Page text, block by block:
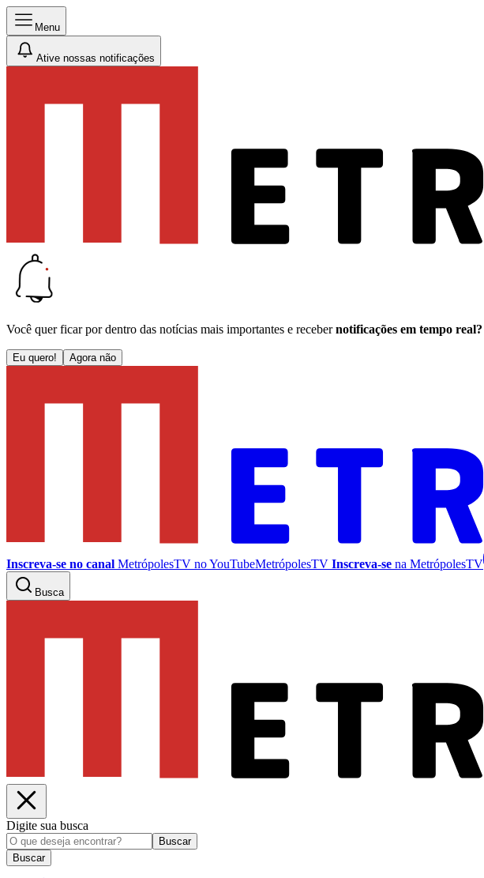
Menu
Ative nossas notificações
Você quer ficar por dentro das notícias mais importantes e receber notificações em tempo real?
Eu quero! Agora não
Inscreva-se no canal MetrópolesTV noYouTubeMetrópolesTV Inscreva-se na MetrópolesTV
Busca
Digite sua busca
Buscar
Buscar